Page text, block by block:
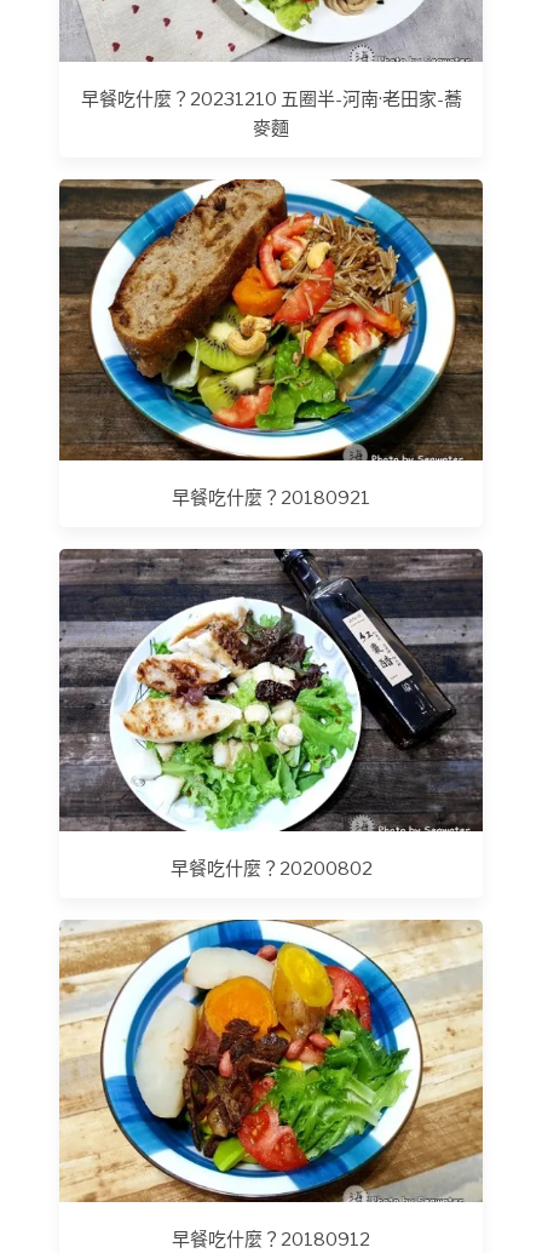
早餐吃什麼？20231210 五圈半-河南·老田家-蕎
麥麵
早餐吃什麼？20180921
早餐吃什麼？20200802
早餐吃什麼？20180912